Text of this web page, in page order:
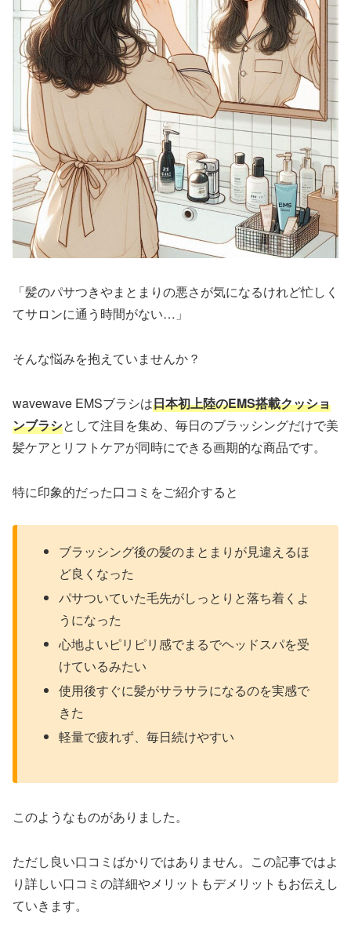
「髪のパサつきやまとまりの悪さが気になるけれど忙しく
てサロンに通う時間がない…」
そんな悩みを抱えていませんか？
wavewave EMSブラシは日本初上陸のEMS搭載クッショ
ンブラシとして注目を集め、毎日のブラッシングだけで美
髪ケアとリフトケアが同時にできる画期的な商品です。
特に印象的だった口コミをご紹介すると
ブラッシング後の髪のまとまりが見違えるほ
ど良くなった
パサついていた毛先がしっとりと落ち着くよ
うになった
心地よいピリピリ感でまるでヘッドスパを受
けているみたい
使用後すぐに髪がサラサラになるのを実感で
きた
軽量で疲れず、毎日続けやすい
このようなものがありました。
ただし良い口コミばかりではありません。この記事ではよ
り詳しい口コミの詳細やメリットもデメリットもお伝えし
ていきます。